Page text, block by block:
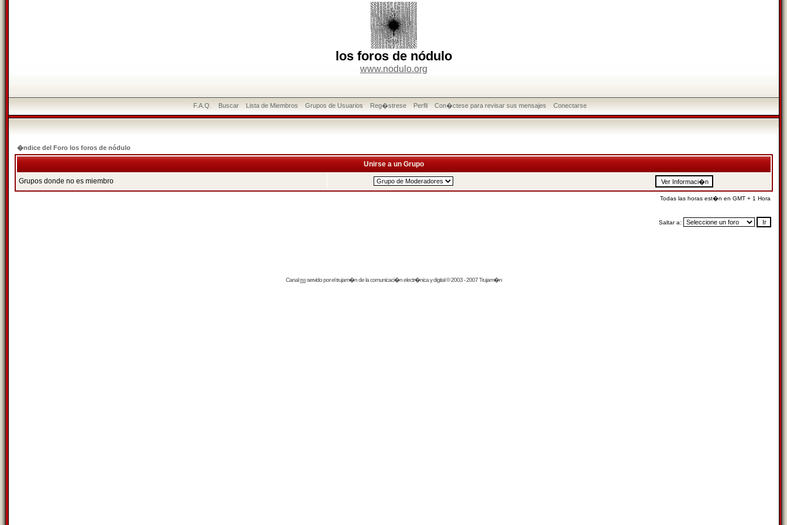
los foros de nódulo
www.nodulo.org
F.A.Q. Buscar Lista de Miembros Grupos de Usuarios Reg�strese Perfil Con�ctese para revisar sus mensajes Conectarse
�ndice del Foro los foros de nódulo
Unirse a un Grupo
Grupos donde no es miembro
Todas las horas est�n en GMT + 1 Hora
Saltar a:
Canalrssservido por eltrujam�nde la comunicaci�n electr�nica y digital © 2003 - 2007 Trujam�n